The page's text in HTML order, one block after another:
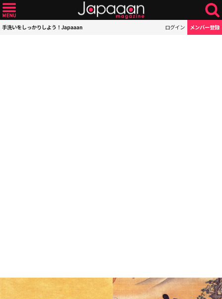
手洗いをしっかりしよう！Japaaan ログイン メンバー登録